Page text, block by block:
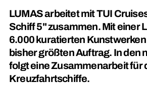
LUMAS arbeitet mit TUI
Schiff 5" zusammen. Mit einer
6.000 kuratierten
bisher größten Auftrag. In den
folgt eine Zusammenarbeit für
Kreuzfahrtschiffe.